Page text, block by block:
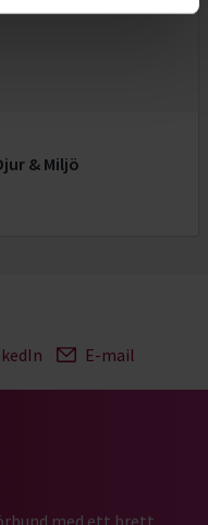
& Miljö
E-mail
med ett brett